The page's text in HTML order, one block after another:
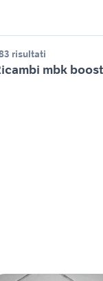
risultati
mbk